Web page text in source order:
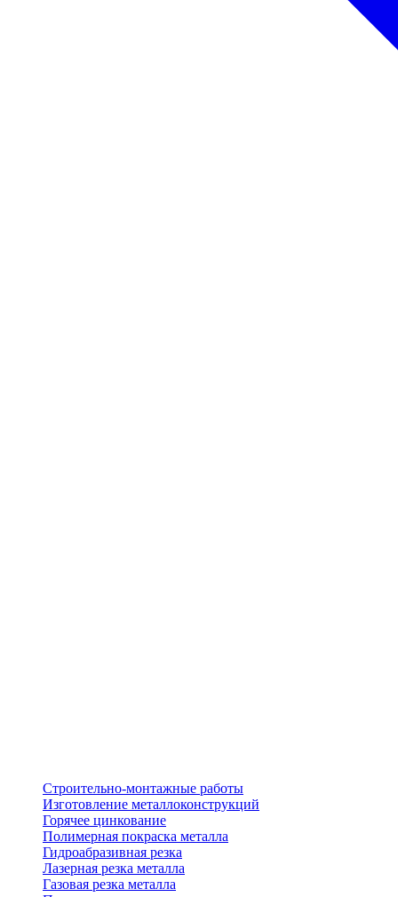
Строительно-монтажные работы
Изготовление металлоконструкций
Горячее цинкование
Полимерная покраска металла
Гидроабразивная резка
Лазерная резка металла
Газовая резка металла